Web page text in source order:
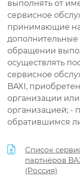
выполнять от
сервисное
принимающие
дополнительные
обращении
осуществлять
сервисное
BAXI,
организации
организацией; -
обратившимся
Список
партнёров
(Россия)